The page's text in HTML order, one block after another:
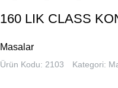
160 LIK CLASS
Masalar
Ürün Kodu: 2103 Kategori: